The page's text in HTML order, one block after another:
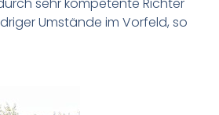
sehr kompetente Richter
Umstände im Vorfeld, so